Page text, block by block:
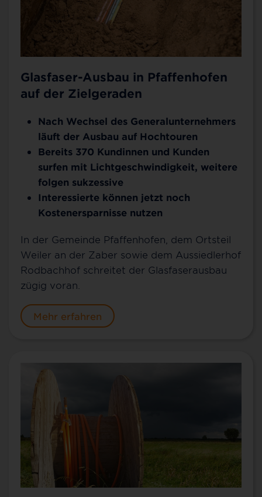
Glasfaser-Ausbau in Pfaffenhofen
auf der Zielgeraden
Nach Wechsel des Generalunternehmers
läuft der Ausbau auf Hochtouren
Bereits 370 Kundinnen und Kunden
surfen mit Lichtgeschwindigkeit, weitere
folgen sukzessive
Interessierte können jetzt noch
Kostenersparnisse nutzen
In der Gemeinde Pfaffenhofen, dem Ortsteil
Weiler an der Zaber sowie dem Aussiedlerhof
Rodbachhof schreitet der Glasfaserausbau
zügig voran.
Mehr erfahren